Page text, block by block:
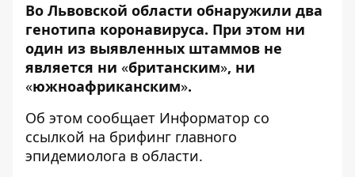
Во Львовской области обнаружили два
генотипа коронавируса. При этом ни
один из выявленных штаммов не
является ни «британским», ни
«южноафриканским».
Об этом сообщает Информатор со
ссылкой на брифинг главного
эпидемиолога в области.